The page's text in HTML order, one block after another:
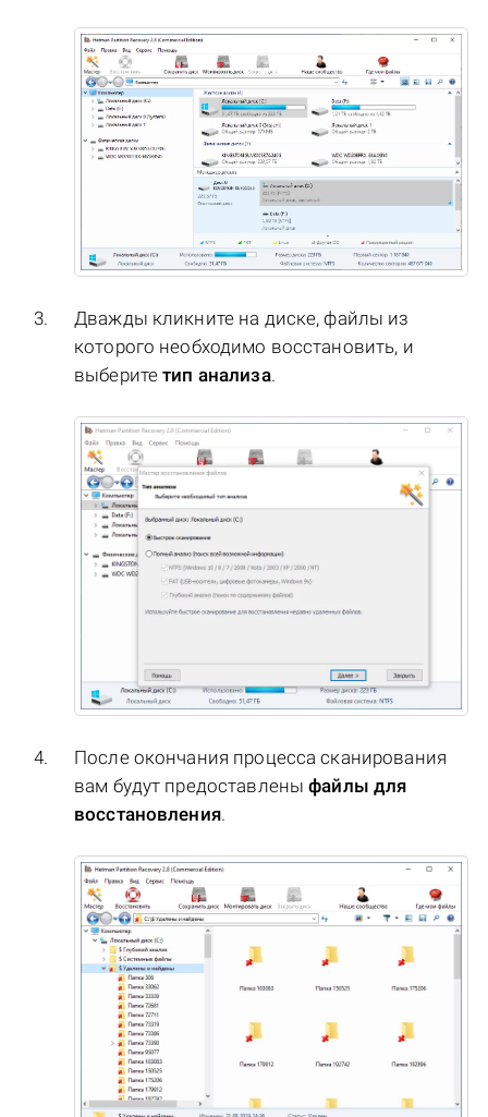
Дважды кликните на диске, файлы из
которого необходимо восстановить, и
выберитетип анализа.
После окончания процесса сканирования
вам будут предоставленыфайлы для
восстановления.